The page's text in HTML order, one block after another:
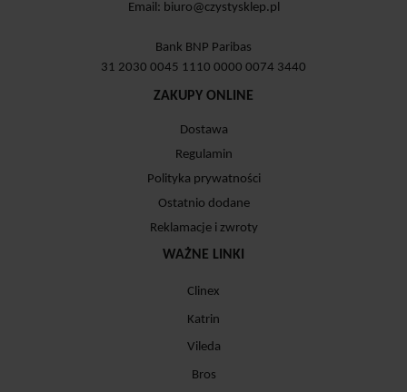
Email: biuro@czystysklep.pl
Bank BNP Paribas
31 2030 0045 1110 0000 0074 3440
ZAKUPY ONLINE
Dostawa
Regulamin
Polityka prywatności
Ostatnio dodane
Reklamacje i zwroty
WAŻNE LINKI
Clinex
Katrin
Vileda
Bros